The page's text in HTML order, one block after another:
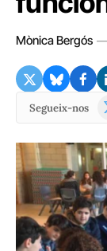
Mònica Bergós
Segueix-nos
X